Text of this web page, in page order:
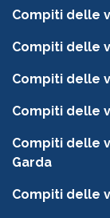
Compiti delle
Compiti delle
Compiti delle
Compiti delle
Compiti delle
Garda
Compiti delle